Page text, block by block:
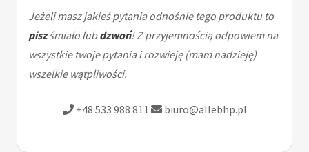
Jeżeli masz jakieś pytania odnośnie tego produktu to
piszśmiało lubdzwoń! Z przyjemnością odpowiem na
wszystkie twoje pytania i rozwieję (mam nadzieję)
wszelkie wątpliwości.
+48 533 988 811 biuro@allebhp.pl